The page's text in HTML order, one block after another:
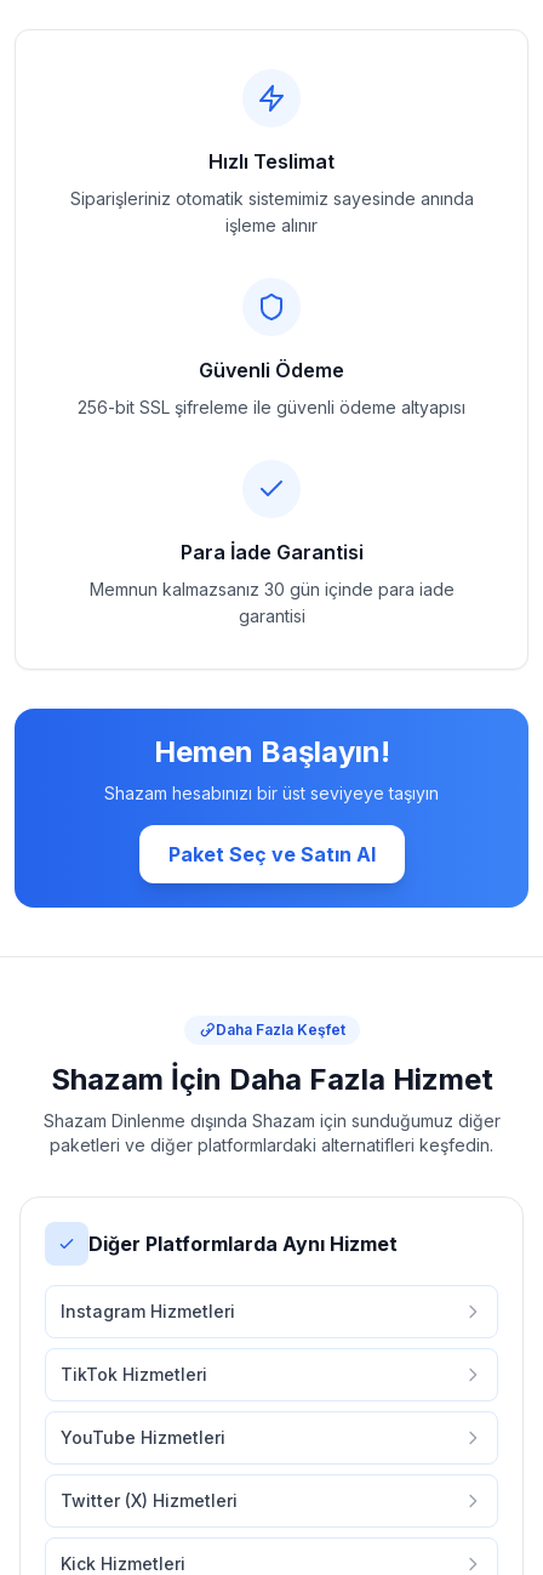
Hızlı Teslimat
Siparişleriniz otomatik sistemimiz sayesinde anında
işleme alınır
Güvenli Ödeme
256-bit SSL şifreleme ile güvenli ödeme altyapısı
Para İade Garantisi
Memnun kalmazsanız 30 gün içinde para iade
garantisi
Hemen Başlayın!
Shazam hesabınızı bir üst seviyeye taşıyın
Paket Seç ve Satın Al
Daha Fazla Keşfet
Shazam İçin Daha Fazla Hizmet
Shazam Dinlenme dışında Shazam için sunduğumuz diğer
paketleri ve diğer platformlardaki alternatifleri keşfedin.
Diğer Platformlarda Aynı Hizmet
Instagram Hizmetleri
TikTok Hizmetleri
YouTube Hizmetleri
Twitter (X) Hizmetleri
Kick Hizmetleri